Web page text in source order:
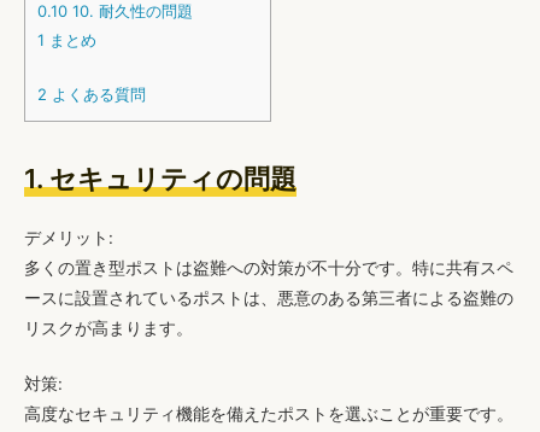
0.10 10. 耐久性の問題
1 まとめ
2 よくある質問
1. セキュリティの問題
デメリット:
多くの置き型ポストは盗難への対策が不十分です。特に共有スペ
ースに設置されているポストは、悪意のある第三者による盗難の
リスクが高まります。
対策:
高度なセキュリティ機能を備えたポストを選ぶことが重要です。